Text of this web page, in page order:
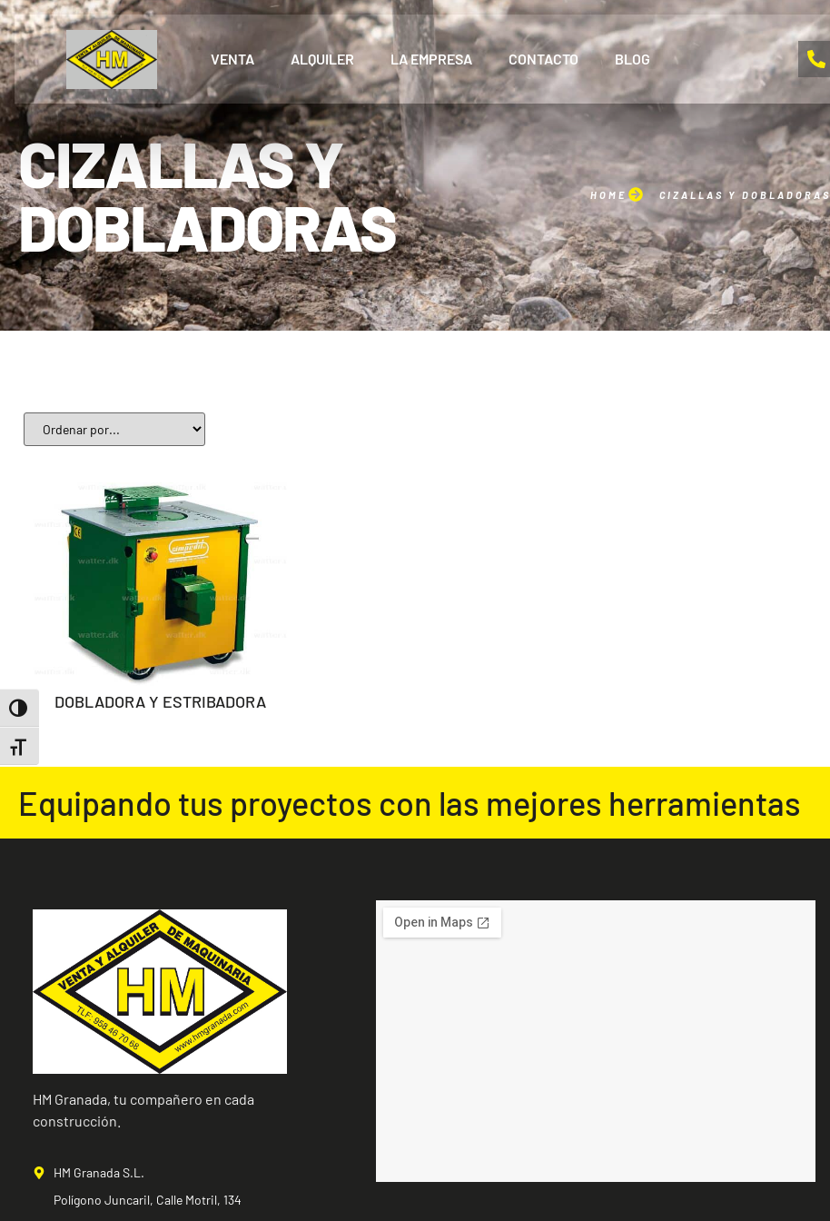
ALTERNAR ALTO CONTRASTE
ALTERNAR TAMAÑO DE LETRA
VENTA ALQUILER LA EMPRESA CONTACTO BLOG
CIZALLAS Y
DOBLADORAS
HOME CIZALLAS Y DOBLADORAS
DOBLADORA Y ESTRIBADORA
Equipando tus proyectos con las mejores herramientas
HM Granada, tu compañero en cada
construcción.
HM Granada S.L.
Polígono Juncaril, Calle Motril, 134